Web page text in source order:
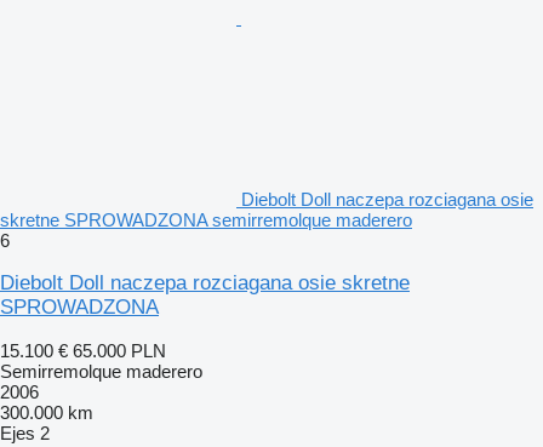
Diebolt Doll naczepa rozciagana osie
skretne SPROWADZONA semirremolque maderero
6
Diebolt Doll naczepa rozciagana osie skretne
SPROWADZONA
15.100 € 65.000 PLN
Semirremolque maderero
2006
300.000 km
Ejes 2